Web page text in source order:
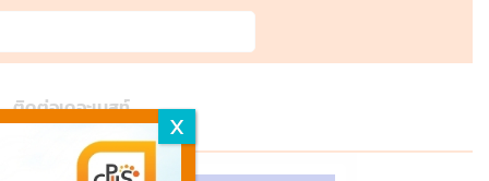
ติดต่อเดอะเบสท์
X